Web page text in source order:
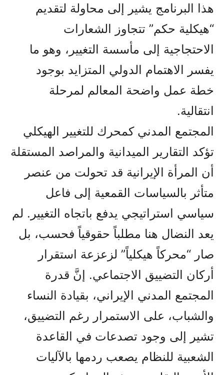
هذا البرنامج يشير إلى محاولة لتقديم
“هيكلية حكم” تتجاوز الشعارات
الاحتجاجية إلى مأسسة التغيير، وهو ما
يفسر الاهتمام الدولي المتزايد بوجود
خطة عمل واضحة المعالم لمرحلة
انتقالية.
المجتمع المدني كمحرك للتغيير الهيكلي
تؤكد التقارير الميدانية والمراصد المستقلة
أن المرأة الإيرانية قد تحولت من عنصر
متأثر بالسياسات القمعية إلى فاعل
سياسي استراتيجي يدفع باتجاه التغيير. لم
يعد النضال هنا مطلباً حقوقياً فحسب، بل
صار “محركاً هيكلياً” لزعزعة استقرار
أركان التضييق الاجتماعي. إنَّ قدرة
المجتمع المدني الإيراني، بقيادة النساء
والشباب، على الاستمرار رغم التضييق،
تشير إلى وجود تصدعات في القاعدة
الشعبية للنظام يصعب ردمها بالآليات